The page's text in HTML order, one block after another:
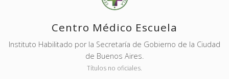
Centro Médico Escuela
Instituto Habilitado por la Secretaría de Gobierno de la Ciudad
de Buenos Aires.
Títulos no oficiales.